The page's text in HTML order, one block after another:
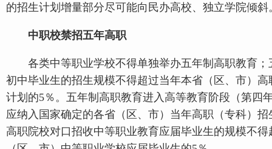
的招生计划增量部分尽可能向民办高校、独立学院倾斜
中职校禁招五年高职
各类中等职业学校不得单独举办五年制高职教育；
初中毕业生的招生规模不得超过当年本省（区、市）
计划的5％。五年制高职教育进入高等教育阶段（第四
应纳入国家确定的各省（区、市）当年高职（专科）
高职院校对口招收中等职业教育应届毕业生的规模不得